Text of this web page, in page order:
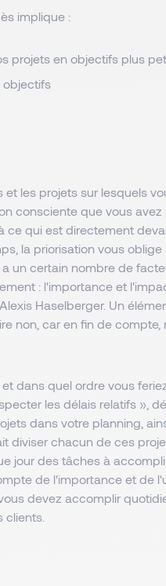
implique :
projets en objectifs plus
objectifs
les projets sur lesquels
consciente que vous
ce qui est directement
la priorisation vous
un certain nombre de
: l'importance et
Haselberger. Un
non, car en fin de
dans quel ordre vous
les délais relatifs »,
dans votre planning,
diviser chacun de ces
jour des tâches à
de l'importance et de
devez accomplir
clients.